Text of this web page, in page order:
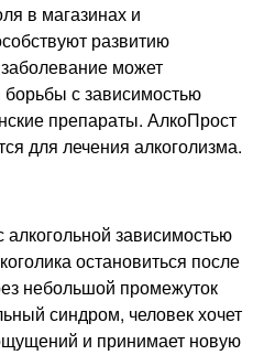
в магазинах и
развитию
может
с зависимостью
препараты. АлкоПрост
для лечения алкоголизма.
зависимостью
остановиться после
небольшой промежуток
синдром, человек хочет
и принимает новую